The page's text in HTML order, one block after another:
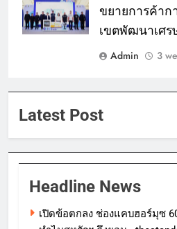
ขยายการค้าก
เขตพัฒนาเศร
Admin
3
Latest Post
Headline News
เปิดข้อตกลง ช่องแคบฮอร์มุซ